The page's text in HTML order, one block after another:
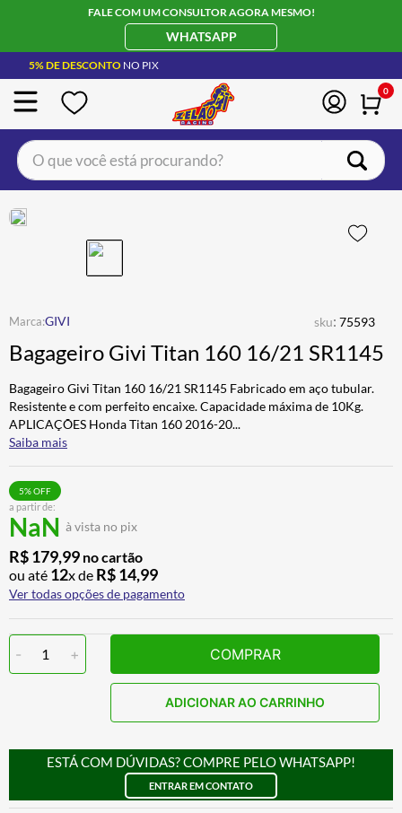
FALE COM UM CONSULTOR AGORA MESMO!
WHATSAPP
5% DE DESCONTO NO PIX
0
O que você está procurando?
GIVI sku: 75593
Bagageiro Givi Titan 160 16/21 SR1145
Bagageiro Givi Titan 160 16/21 SR1145 Fabricado em aço tubular.
Resistente e com perfeito encaixe. Capacidade máxima de 10Kg.
APLICAÇÕES Honda Titan 160 2016-20...
Saiba mais
a partir de:
NaN à vista no pix
5% OFF
R$179,99 no cartão
ou até 12x de R$14,99
Ver todas opções de pagamento
- 1 + COMPRAR
ADICIONAR AO CARRINHO
ESTÁ COM DÚVIDAS? COMPRE PELO WHATSAPP!
ENTRAR EM CONTATO
BOTA
4º ÓCULOS SOLAR
5º LUVA
6º BAU
7º CALÇA
8º ALPINESTAR
9º
10º